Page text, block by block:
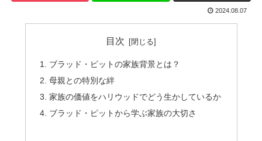
2024.08.07
目次
ブラッド・ピットの家族背景とは？
母親との特別な絆
家族の価値をハリウッドでどう生かしているか
ブラッド・ピットから学ぶ家族の大切さ